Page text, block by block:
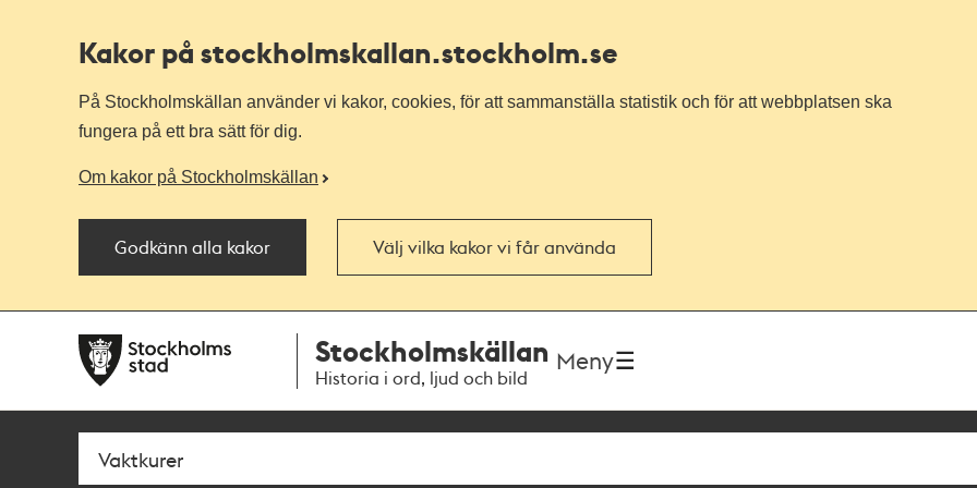
Kakor på stockholmskallan.stockholm.se
På Stockholmskällan använder vi kakor, cookies, för att sammanställa statistik och för att webbplatsen ska
fungera på ett bra sätt för dig.
Om kakor på Stockholmskällan
Godkänn alla kakor Välj vilka kakor vi får använda
navigationen
huvudinnehållet
Stockholmskällan
Historia i ord, ljud och bild
Meny
Sök